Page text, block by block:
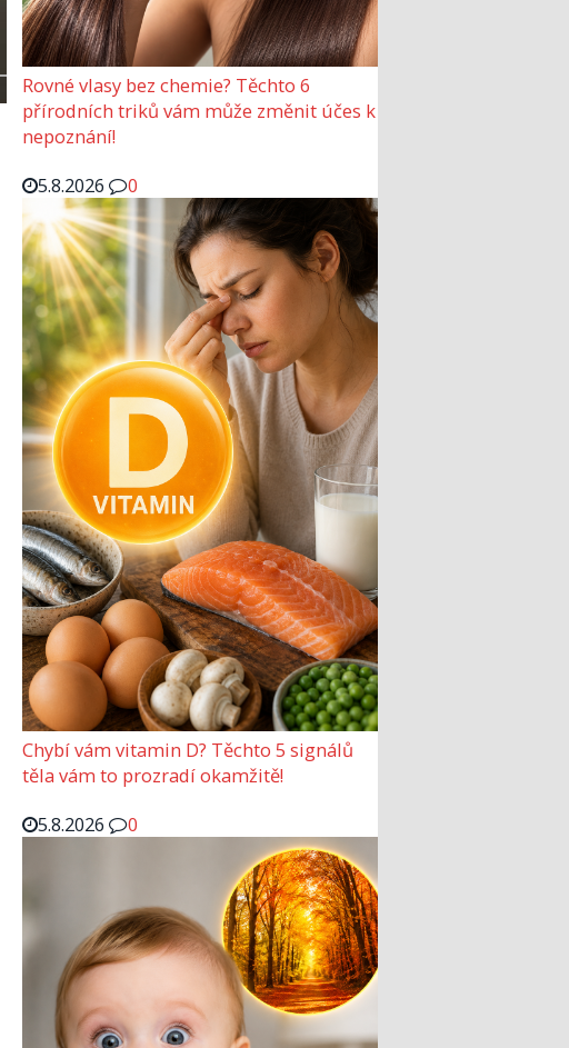
Rovné vlasy bez chemie? Těchto 6
přírodních triků vám může změnit účes k
nepoznání!
5.8.2026
0
Chybí vám vitamin D? Těchto 5 signálů
těla vám to prozradí okamžitě!
5.8.2026
0